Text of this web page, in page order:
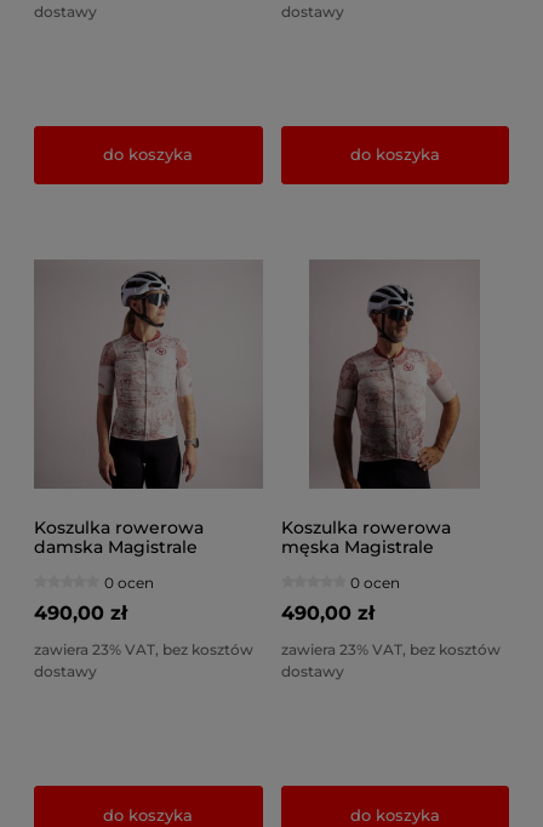
dostawy
do koszyka
dostawy
do koszyka
Koszulka rowerowa
damska Magistrale
0 ocen
490,00 zł
zawiera 23% VAT, bez kosztów
dostawy
do koszyka
Koszulka rowerowa
męska Magistrale
0 ocen
490,00 zł
zawiera 23% VAT, bez kosztów
dostawy
do koszyka